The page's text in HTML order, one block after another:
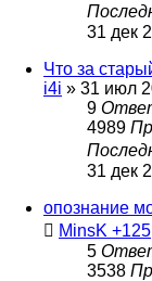
31 дек
Что за
i4i » 31 июл
9
4989
31 дек
опознание
MinsK +125
5
3538